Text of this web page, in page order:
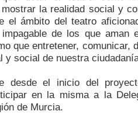
la realidad social y
el ámbito del teatro
de los que aman
que entretener, comunicar,
y social de nuestra
desde el inicio del
en la misma a la
de Murcia.